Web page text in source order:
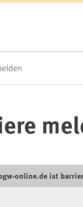
online.de ist